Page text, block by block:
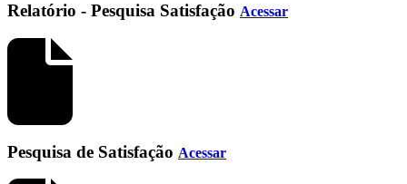
Relatório - Pesquisa Satisfação Acessar
Pesquisa de Satisfação Acessar